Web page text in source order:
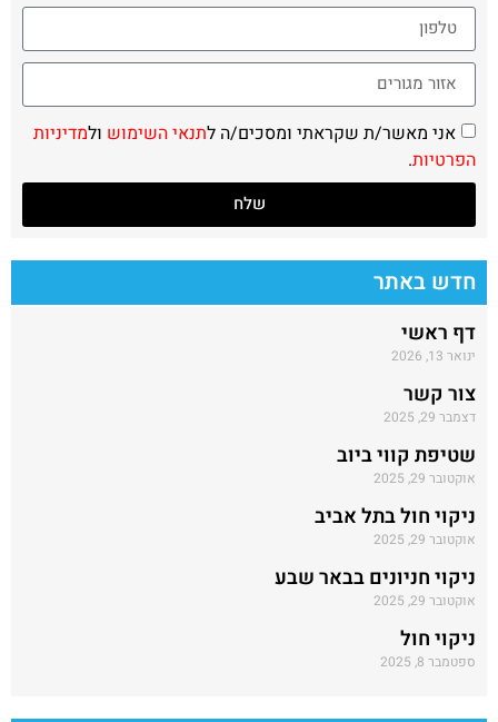
אני מאשר/ת שקראתי ומסכים/ה לתנאי השימוש ולמדיניות
הפרטיות.
שלח
חדש באתר
דף ראשי
ינואר 13, 2026
צור קשר
דצמבר 29, 2025
שטיפת קווי ביוב
אוקטובר 29, 2025
ניקוי חול בתל אביב
אוקטובר 29, 2025
ניקוי חניונים בבאר שבע
אוקטובר 29, 2025
ניקוי חול
ספטמבר 8, 2025